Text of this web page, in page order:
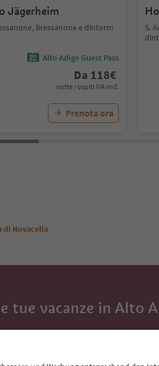
Jägerheim
Bressanone e dintorni
Alto Adige Guest Pass
Da 118€
notte / ospiti IVA incl.
Prenota ora
S.
di Novacella
tue vacanze in Alto
Adige ricevi consigli per